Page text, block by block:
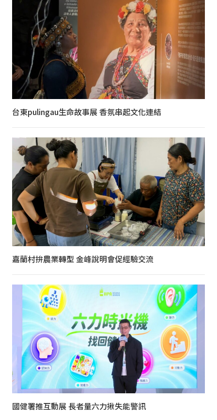
台東pulingau生命故事展 香氛串起文化連結
嘉蘭村拚農業轉型 金峰說明會促經驗交流
國健署推互動展 長者量六力揪失能警訊